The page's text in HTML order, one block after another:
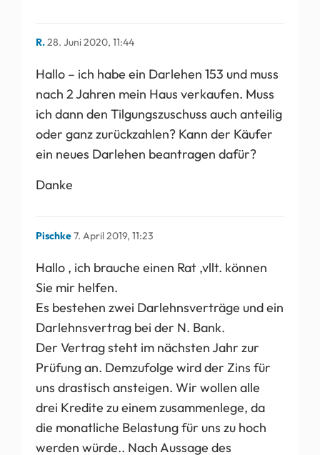
R. 28. Juni 2020, 11:44
Hallo – ich habe ein Darlehen 153 und muss
nach 2 Jahren mein Haus verkaufen. Muss
ich dann den Tilgungszuschuss auch anteilig
oder ganz zurückzahlen? Kann der Käufer
ein neues Darlehen beantragen dafür?
Danke
Pischke7. April 2019, 11:23
Hallo , ich brauche einen Rat ,vllt. können
Sie mir helfen.
Es bestehen zwei Darlehnsverträge und ein
Darlehnsvertrag bei der N. Bank.
Der Vertrag steht im nächsten Jahr zur
Prüfung an. Demzufolge wird der Zins für
uns drastisch ansteigen. Wir wollen alle
drei Kredite zu einem zusammenlege, da
die monatliche Belastung für uns zu hoch
werden würde.. Nach Aussage des